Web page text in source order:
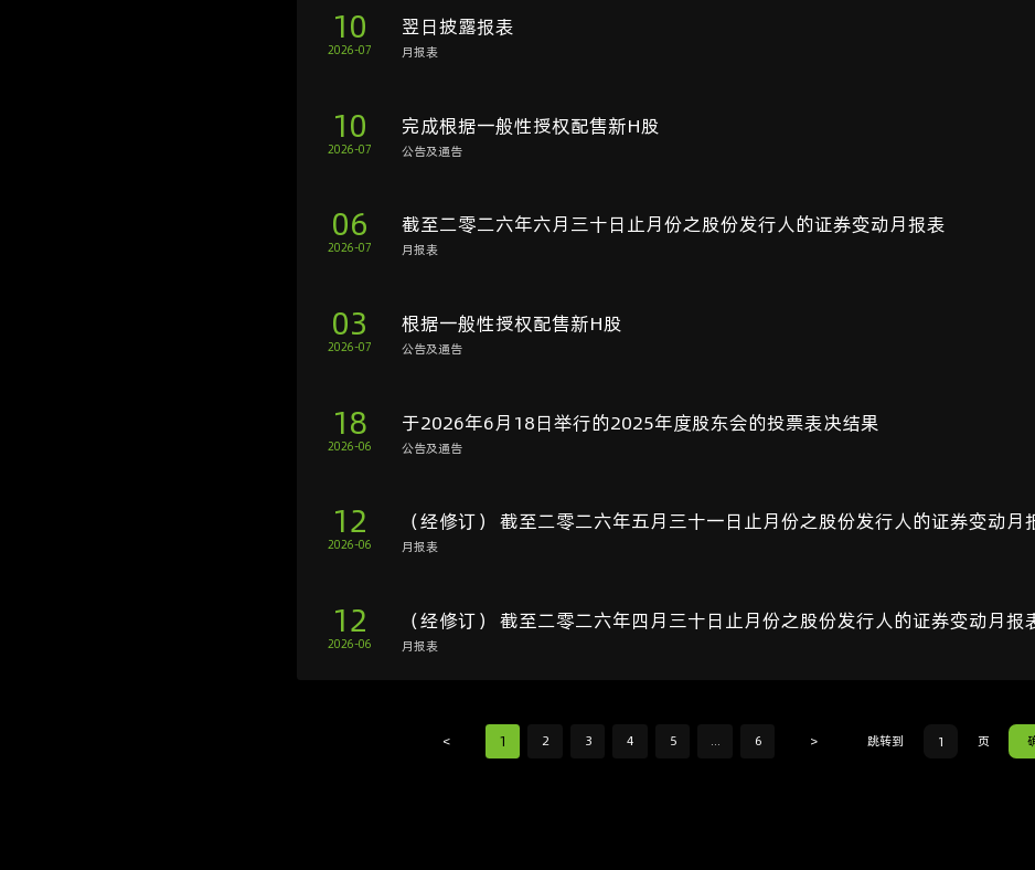
10
2026-07
翌日披露报表
月报表
10
2026-07
完成根据一般性授权配售新H股
公告及通告
06
2026-07
截至二零二六年六月三十日止月份之股份发行人的证券变动月报表
月报表
03
2026-07
根据一般性授权配售新H股
公告及通告
18
2026-06
于2026年6月18日举行的2025年度股东会的投票表决结果
公告及通告
12
2026-06
（经修订） 截至二零二六年五月三十一日止月份之股份发行人的证券变动月
月报表
12
2026-06
（经修订） 截至二零二六年四月三十日止月份之股份发行人的证券变动月报
月报表
< 1 2 3 4 5 ... 6 > 跳转到 页